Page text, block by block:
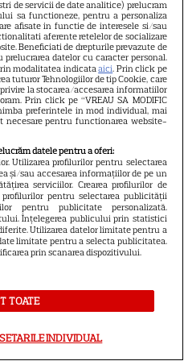
femei
NE PE
– Toate Drepturile rezervate
de servicii de date analitice) prelucram
sa functioneze, pentru a personaliza
afisate in functie de interesele si/sau
aferente retelelor de socializare
Beneficiati de drepturile prevazute de
prelucrarea datelor cu caracter personal.
modalitatea indicataaici. Prin click pe
tuturor Tehnologiilor de tip Cookie, care
la stocarea/accesarea informatiilor
Prin click pe “VREAU SA MODIFIC
preferintele in mod individual, mai
pentru functionarea website-
datele pentru a oferi:
Utilizarea profilurilor pentru selectarea
și/sau accesarea informațiilor de pe un
serviciilor. Crearea profilurilor de
pentru selectarea publicității
pentru publicitate personalizată.
Înțelegerea publicului prin statistici
Utilizarea datelor limitate pentru a
limitate pentru a selecta publicitatea.
prin scanarea dispozitivului.
TOATE
INDIVIDUAL